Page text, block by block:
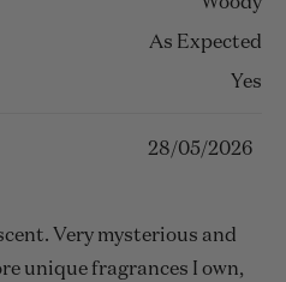
Woody
As Expected
Yes
28/05/2026
Very mysterious and
unique fragrances I own,